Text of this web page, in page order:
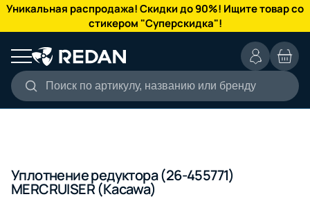
Уникальная распродажа! Скидки до 90%! Ищите товар со
стикером "Суперскидка"!
Поиск по артикулу, названию или бренду
КАТАЛОГ
Уплотнение редуктора (26-455771)
MERCRUISER (Kacawa)